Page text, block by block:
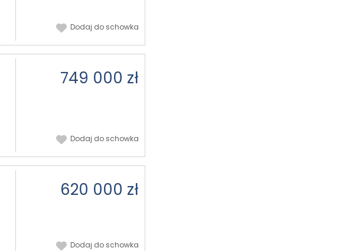
Dodaj do schowka
749 000 zł
Dodaj do schowka
620 000 zł
Dodaj do schowka